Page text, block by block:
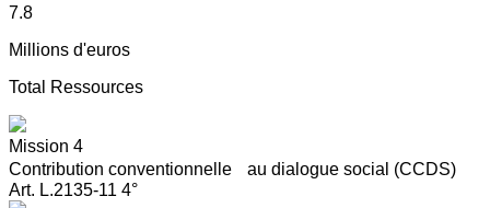
7.8
Millions d'euros
Total Ressources
Mission 4
Contribution conventionnelle au dialogue social (CCDS)
Art. L.2135-11 4°